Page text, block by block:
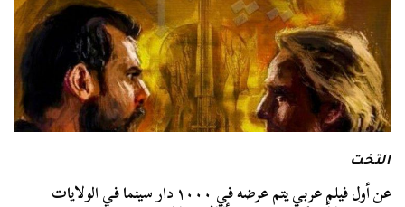
التخت
عن أول فيلم عربي يتم عرضه في ١٠٠٠ دار سينما في الولايات